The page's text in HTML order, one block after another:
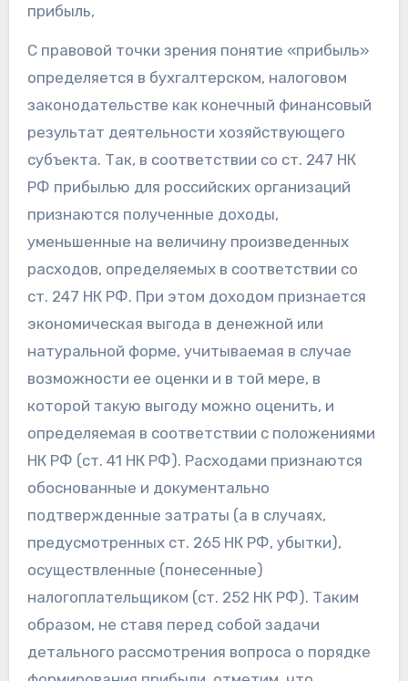
прибыль,
С правовой точки зрения понятие «прибыль»
определяется в бухгалтерском, налоговом
законодательстве как конечный финансовый
результат деятельности хозяйствующего
субъекта. Так, в соответствии со ст. 247 НК
РФ прибылью для российских организаций
признаются полученные доходы,
уменьшенные на величину произведенных
расходов, определяемых в соответствии со
ст. 247 НК РФ. При этом доходом признается
экономическая выгода в денежной или
натуральной форме, учитываемая в случае
возможности ее оценки и в той мере, в
которой такую выгоду можно оценить, и
определяемая в соответствии с положениями
НК РФ (ст. 41 НК РФ). Расходами признаются
обоснованные и документально
подтвержденные затраты (а в случаях,
предусмотренных ст. 265 НК РФ, убытки),
осуществленные (понесенные)
налогоплательщиком (ст. 252 НК РФ). Таким
образом, не ставя перед собой задачи
детального рассмотрения вопроса о порядке